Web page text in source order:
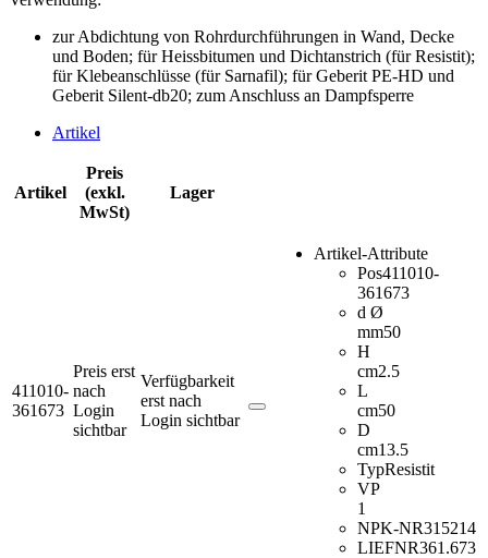
zur Abdichtung von Rohrdurchführungen in Wand, Decke
und Boden; für Heissbitumen und Dichtanstrich (für Resistit);
für Klebeanschlüsse (für Sarnafil); für Geberit PE-HD und
Geberit Silent-db20; zum Anschluss an Dampfsperre
Artikel
Artikel
Preis
(exkl.
MwSt)
Lager
411010-
361673
Preis erst
nach
Login
sichtbar
Verfügbarkeit
erst nach
Login sichtbar
Artikel-Attribute
Pos411010-
361673
d Ø
mm50
H
cm2.5
L
cm50
D
cm13.5
TypResistit
VP
1
NPK-NR315214
LIEFNR361.673